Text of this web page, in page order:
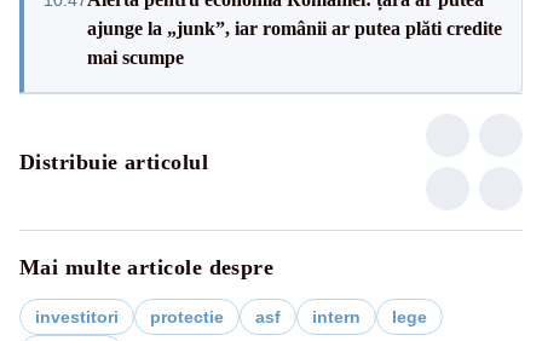
ajunge la „junk”, iar românii ar putea plăti credite
mai scumpe
Distribuie articolul
Mai multe articole despre
investitori protectie asf intern
lege